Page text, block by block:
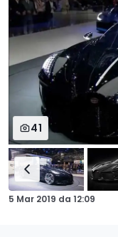
41
5 Mar 2019 da 12:09